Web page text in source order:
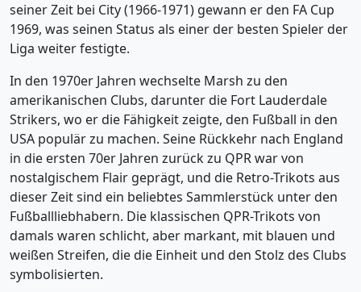
seiner Zeit bei City (1966-1971) gewann er den FA Cup
1969, was seinen Status als einer der besten Spieler der
Liga weiter festigte.
In den 1970er Jahren wechselte Marsh zu den
amerikanischen Clubs, darunter die Fort Lauderdale
Strikers, wo er die Fähigkeit zeigte, den Fußball in den
USA populär zu machen. Seine Rückkehr nach England
in die ersten 70er Jahren zurück zu QPR war von
nostalgischem Flair geprägt, und die Retro-Trikots aus
dieser Zeit sind ein beliebtes Sammlerstück unter den
Fußballliebhabern. Die klassischen QPR-Trikots von
damals waren schlicht, aber markant, mit blauen und
weißen Streifen, die die Einheit und den Stolz des Clubs
symbolisierten.